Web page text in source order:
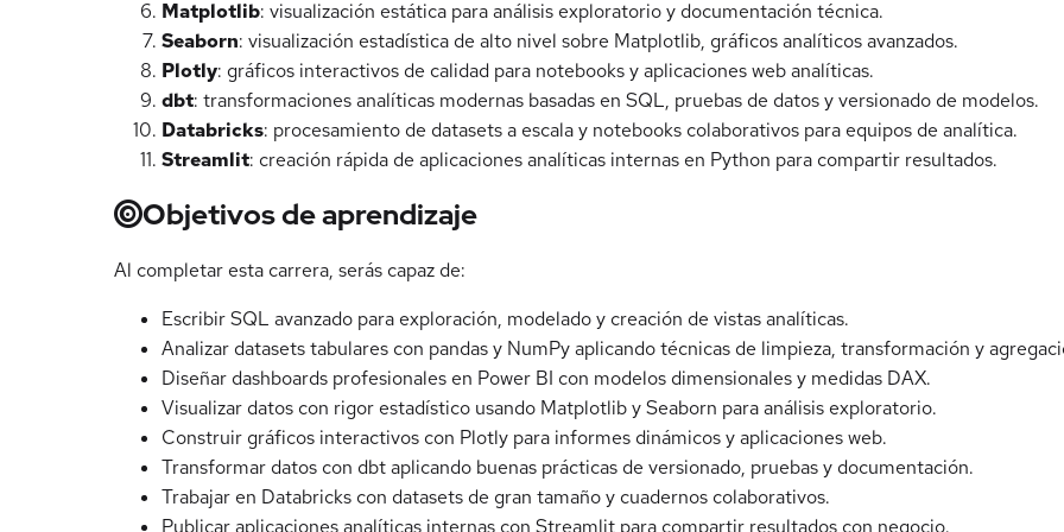
Matplotlib: visualización estática para análisis exploratorio y documentación técnica.
Seaborn: visualización estadística de alto nivel sobre Matplotlib, gráficos analíticos avanzados.
Plotly: gráficos interactivos de calidad para notebooks y aplicaciones web analíticas.
dbt: transformaciones analíticas modernas basadas en SQL, pruebas de datos y versionado de modelos.
Databricks: procesamiento de datasets a escala y notebooks colaborativos para equipos de analítica.
Streamlit: creación rápida de aplicaciones analíticas internas en Python para compartir resultados.
Objetivos de aprendizaje
Al completar esta carrera, serás capaz de:
Escribir SQL avanzado para exploración, modelado y creación de vistas analíticas.
Analizar datasets tabulares con pandas y NumPy aplicando técnicas de limpieza, transformación y
Diseñar dashboards profesionales en Power BI con modelos dimensionales y medidas DAX.
Visualizar datos con rigor estadístico usando Matplotlib y Seaborn para análisis exploratorio.
Construir gráficos interactivos con Plotly para informes dinámicos y aplicaciones web.
Transformar datos con dbt aplicando buenas prácticas de versionado, pruebas y documentación.
Trabajar en Databricks con datasets de gran tamaño y cuadernos colaborativos.
Publicar aplicaciones analíticas internas con Streamlit para compartir resultados con negocio.